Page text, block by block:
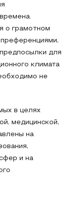
о грамотном
для
климата
не
в целях
медицинской,
на
и на